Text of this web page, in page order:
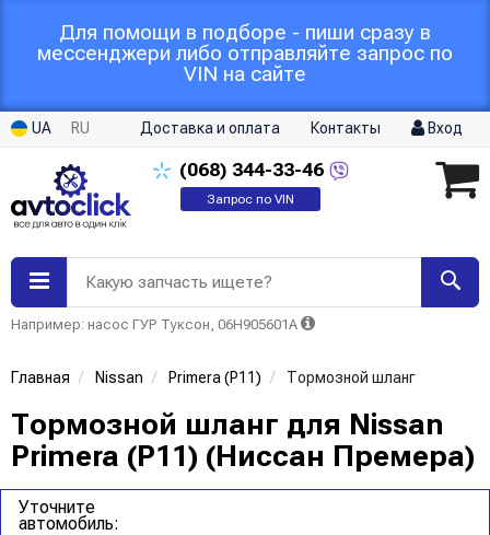
Для помощи в подборе - пиши сразу в
мессенджери либо отправляйте запрос по
VIN на сайте
UA RU Доставка и оплата Контакты Вход
(068) 344-33-46
Запрос по VIN
Какую запчасть ищете?
Например: насос ГУР Туксон, 06H905601A
Главная Nissan Primera (P11) Тормозной шланг
Тормозной шланг для Nissan
Primera (P11) (Ниссан Премера)
Уточните
автомобиль: